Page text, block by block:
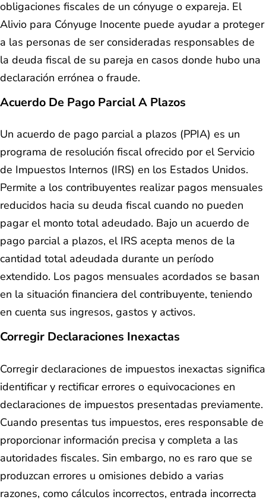
obligaciones fiscales de un cónyuge o expareja. El
Alivio para Cónyuge Inocente puede ayudar a proteger
a las personas de ser consideradas responsables de
la deuda fiscal de su pareja en casos donde hubo una
declaración errónea o fraude.
Acuerdo De Pago Parcial A Plazos
Un acuerdo de pago parcial a plazos (PPIA) es un
programa de resolución fiscal ofrecido por el Servicio
de Impuestos Internos (IRS) en los Estados Unidos.
Permite a los contribuyentes realizar pagos mensuales
reducidos hacia su deuda fiscal cuando no pueden
pagar el monto total adeudado. Bajo un acuerdo de
pago parcial a plazos, el IRS acepta menos de la
cantidad total adeudada durante un período
extendido. Los pagos mensuales acordados se basan
en la situación financiera del contribuyente, teniendo
en cuenta sus ingresos, gastos y activos.
Corregir Declaraciones Inexactas
Corregir declaraciones de impuestos inexactas significa
identificar y rectificar errores o equivocaciones en
declaraciones de impuestos presentadas previamente.
Cuando presentas tus impuestos, eres responsable de
proporcionar información precisa y completa a las
autoridades fiscales. Sin embargo, no es raro que se
produzcan errores u omisiones debido a varias
razones, como cálculos incorrectos, entrada incorrecta